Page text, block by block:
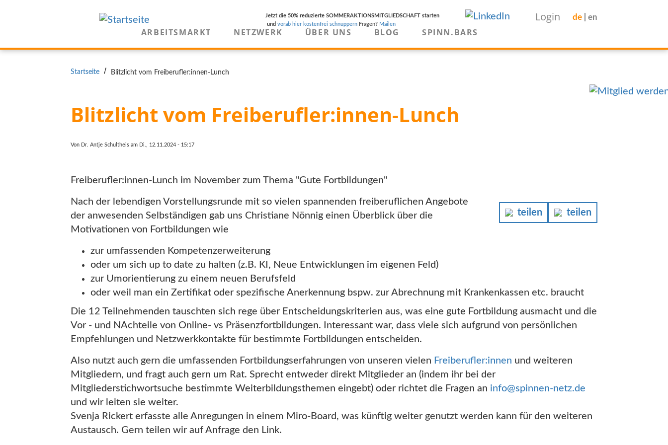
Jetzt die 50% reduzierte SOMMERAKTIONSMITGLIEDSCHAFT starten
und vorab hier kostenfrei schnuppern Fragen? Mailen
ARBEITSMARKT NETZWERK ÜBER UNS BLOG SPINN.BARS
Login en
de
PFADNAVIGATION
Startseite Blitzlicht vom Freiberufler:innen-Lunch
Blitzlicht vom Freiberufler:innen-Lunch
Von Dr. Antje Schultheis am Di., 12.11.2024 - 15:17
teilen teilen
Freiberufler:innen-Lunch im November zum Thema "Gute Fortbildungen"
Nach der lebendigen Vorstellungsrunde mit so vielen spannenden freiberuflichen Angebote
der anwesenden Selbständigen gab uns Christiane Nönnig einen Überblick über die
Motivationen von Fortbildungen wie
zur umfassenden Kompetenzerweiterung
oder um sich up to date zu halten (z.B. KI, Neue Entwicklungen im eigenen Feld)
zur Umorientierung zu einem neuen Berufsfeld
oder weil man ein Zertifikat oder spezifische Anerkennung bspw. zur Abrechnung mit Krankenkassen etc. braucht
Die 12 Teilnehmenden tauschten sich rege über Entscheidungskriterien aus, was eine gute Fortbildung ausmacht und die
Vor - und NAchteile von Online- vs Präsenzfortbildungen. Interessant war, dass viele sich aufgrund von persönlichen
Empfehlungen und Netzwerkkontakte für bestimmte Fortbildungen entscheiden.
Also nutzt auch gern die umfassenden Fortbildungserfahrungen von unseren vielen Freiberufler:innen und weiteren
Mitgliedern, und fragt auch gern um Rat. Sprecht entweder direkt Mitglieder an (indem ihr bei der
Mitgliederstichwortsuche bestimmte Weiterbildungsthemen eingebt) oder richtet die Fragen an info@spinnen-netz.de
und wir leiten sie weiter.
Svenja Rickert erfasste alle Anregungen in einem Miro-Board, was künftig weiter genutzt werden kann für den weiteren
Austausch. Gern teilen wir auf Anfrage den Link.